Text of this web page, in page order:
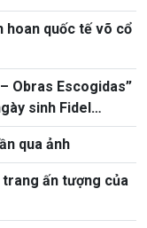
hoan quốc tế võ cổ
Obras Escogidas”
sinh Fidel
qua ảnh
trang ấn tượng của